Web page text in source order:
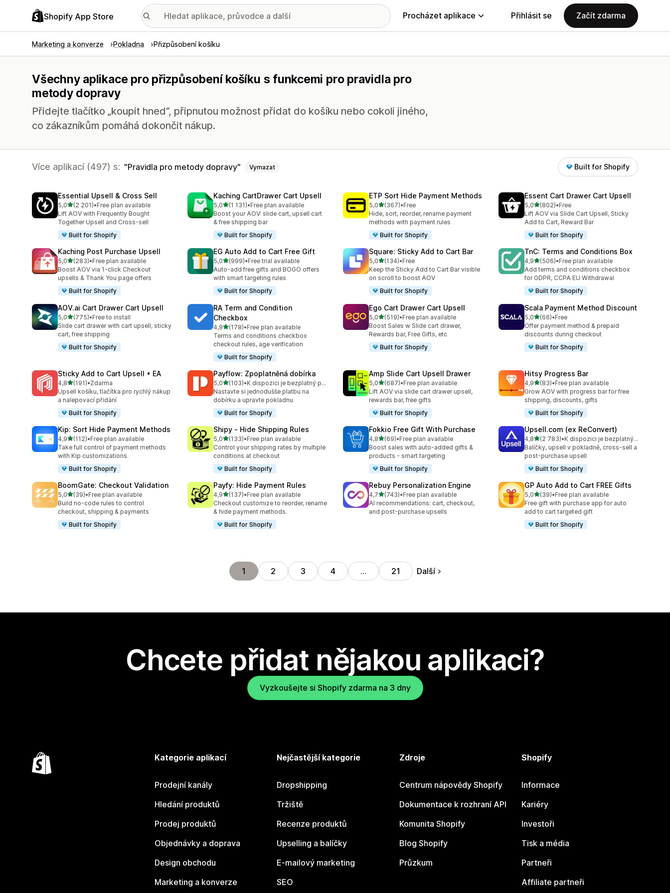
Shopify App Store Procházet aplikace Přihlásit se Začít zdarma
Marketing a konverze Pokladna Přizpůsobení košíku
Všechny aplikace pro přizpůsobení košíku s funkcemi pro pravidla pro
metody dopravy
Přidejte tlačítko „koupit hned“, připnutou možnost přidat do košíku nebo cokoli jiného,
co zákazníkům pomáhá dokončit nákup.
Více aplikací (497) s: Pravidla pro metody dopravy Vymazat Built for Shopify
Essential Upsell & Cross Sell
5,0z 5 hvězd
(2 201)
Celkový počet recenzí: 2201
•Free plan available
Lift AOV with Frequently Bought
Together Upsell and Cross-sell
Built for Shopify
Kaching CartDrawer Cart Upsell
5,0z 5 hvězd
(1 131)
Celkový počet recenzí: 1131
•Free plan available
Boost your AOV: slide cart, upsell cart
& free shipping bar
Built for Shopify
ETP Sort Hide Payment Methods
5,0z 5 hvězd
(367)
Celkový počet recenzí: 367
•Free
Hide, sort, reorder, rename payment
methods with payment rules
Built for Shopify
Essent Cart Drawer Cart Upsell
5,0z 5 hvězd
(802)
Celkový počet recenzí: 802
•Free
Lift AOV via Slide Cart Upsell, Sticky
Add to Cart, Reward Bar
Built for Shopify
Kaching Post Purchase Upsell
5,0z 5 hvězd
(283)
Celkový počet recenzí: 283
•Free plan available
Boost AOV via 1-click Checkout
upsells & Thank You page offers
Built for Shopify
EG Auto Add to Cart Free Gift
5,0z 5 hvězd
(999)
Celkový počet recenzí: 999
•Free trial available
Auto-add free gifts and BOGO offers
with smart targeting rules
Built for Shopify
Square: Sticky Add to Cart Bar
5,0z 5 hvězd
(134)
Celkový počet recenzí: 134
•Free
Keep the Sticky Add to Cart Bar visible
on scroll to boost AOV
Built for Shopify
TnC: Terms and Conditions Box
4,9z 5 hvězd
(506)
Celkový počet recenzí: 506
•Free plan available
Add terms and conditions checkbox
for GDPR, CCPA EU Withdrawal
Built for Shopify
AOV.ai Cart Drawer Cart Upsell
5,0z 5 hvězd
(775)
Celkový počet recenzí: 775
•Free to install
Slide cart drawer with cart upsell, sticky
cart, free shipping
Built for Shopify
RA Term and Condition
Checkbox
4,9z 5 hvězd
(178)
Celkový počet recenzí: 178
•Free plan available
Terms and conditions checkbox
checkout rules, age verification
Built for Shopify
Ego Cart Drawer Cart Upsell
5,0z 5 hvězd
(519)
Celkový počet recenzí: 519
•Free plan available
Boost Sales w Slide cart drawer,
Rewards bar, Free Gifts, etc
Built for Shopify
Scala Payment Method Discount
5,0z 5 hvězd
(66)
Celkový počet recenzí: 66
•Free
Offer payment method & prepaid
discounts during checkout
Built for Shopify
Sticky Add to Cart Upsell • EA
4,8z 5 hvězd
(191)
Celkový počet recenzí: 191
•Zdarma
Upsell košíku, tlačítka pro rychlý nákup
a nalepovací přidání
Built for Shopify
Payflow: Zpoplatněná dobírka
5,0z 5 hvězd
(103)
Celkový počet recenzí: 103
•
K dispozici je bezplatný plán
Nastavte si jednodušše platbu na
dobírku a upravte pokladnu
Built for Shopify
Amp Slide Cart Upsell Drawer
5,0z 5 hvězd
(687)
Celkový počet recenzí: 687
•Free plan available
Lift AOV via slide cart drawer upsell,
rewards bar, free gifts
Built for Shopify
Hitsy Progress Bar
4,9z 5 hvězd
(83)
Celkový počet recenzí: 83
•Free plan available
Grow AOV with progress bar for free
shipping, discounts, gifts
Built for Shopify
Kip: Sort Hide Payment Methods
4,9z 5 hvězd
(112)
Celkový počet recenzí: 112
•Free plan available
Take full control of payment methods
with Kip customizations.
Built for Shopify
Shipy ‑ Hide Shipping Rules
5,0z 5 hvězd
(133)
Celkový počet recenzí: 133
•Free plan available
Control your shipping rates by multiple
conditions at checkout
Built for Shopify
Fokkio Free Gift With Purchase
4,8z 5 hvězd
(69)
Celkový počet recenzí: 69
•Free plan available
Boost sales with auto-added gifts &
products - smart targeting
Built for Shopify
Upsell.com (ex ReConvert)
4,8z 5 hvězd
(2 783)
Celkový počet recenzí: 2783
•
K dispozici je bezplatný plán
Balíčky, upsell v pokladně, cross-sell a
post-purchase upsell
Built for Shopify
BoomGate: Checkout Validation
5,0z 5 hvězd
(39)
Celkový počet recenzí: 39
•Free plan available
Build no-code rules to control
checkout, shipping & payments
Built for Shopify
Payfy: Hide Payment Rules
4,9z 5 hvězd
(137)
Celkový počet recenzí: 137
•Free plan available
Checkout customize to reorder, rename
& hide payment methods.
Built for Shopify
Rebuy Personalization Engine
4,7z 5 hvězd
(743)
Celkový počet recenzí: 743
•Free plan available
AI recommendations: cart, checkout,
and post-purchase upsells
GP Auto Add to Cart FREE Gifts
5,0z 5 hvězd
(39)
Celkový počet recenzí: 39
•Free plan available
Free gift with purchase app for auto
add to cart targeted gift
Built for Shopify
1 2 3 4 … 21 Další
Chcete přidat nějakou aplikaci?
Vyzkoušejte si Shopify zdarma na 3 dny
Kategorie aplikací
Prodejní kanály
Hledání produktů
Prodej produktů
Objednávky a doprava
Design obchodu
Marketing a konverze
Nejčastější kategorie
Dropshipping
Tržiště
Recenze produktů
Upselling a balíčky
E-mailový marketing
SEO
Zdroje
Centrum nápovědy Shopify
Dokumentace k rozhraní API
Komunita Shopify
Blog Shopify
Průzkum
Shopify
Informace
Kariéry
Investoři
Tisk a média
Partneři
Affiliate partneři